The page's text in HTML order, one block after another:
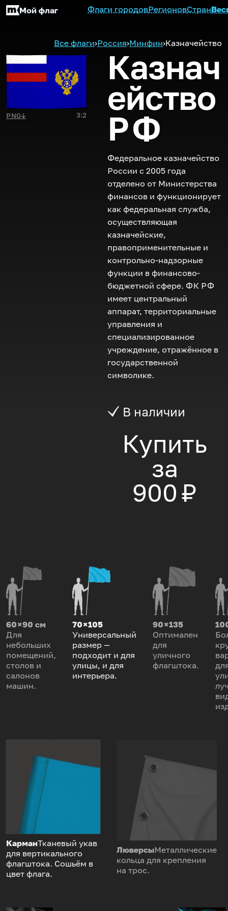
Мой флаг Флаги городовРегионовСтран
Все флаги›Россия›Минфин›Казначейство
PNG↓ 3:2
Казнач
ейство
РФ
Федеральное казначейство
России с 2005 года
отделено от Министерства
финансов и функционирует
как федеральная служба,
осуществляющая
казначейские,
правоприменительные и
контрольно-надзорные
функции в финансово-
бюджетной сфере. ФК РФ
имеет центральный
аппарат, территориальные
управления и
специализированное
учреждение, отражённое в
государственной
символике.
В наличии
Купить
за
900 ₽
60 × 90 см
Для
небольших
помещений,
столов и
салонов
машин.
70 × 105
Универсальный
размер —
подходит и для
улицы, и для
интерьера.
90 × 135
Оптимален
для
уличного
флагштока.
КарманТканевый укав
для вертикального
флагштока. Сошьём в
цвет флага.
ЛюверсыМеталлические
кольца для крепления
на трос.